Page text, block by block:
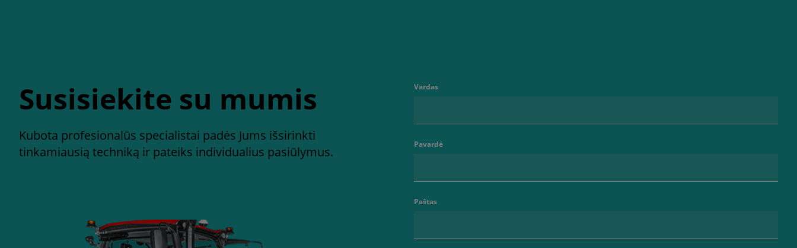
Susisiekite su mumis
Kubota profesionalūs specialistai padės Jums išsirinkti
tinkamiausią techniką ir pateiks individualius pasiūlymus.
Vardas
Pavardė
Paštas